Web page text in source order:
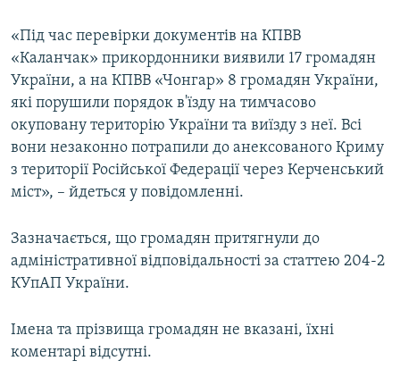
«Під час перевірки документів на КПВВ
«Каланчак» прикордонники виявили 17 громадян
України, а на КПВВ «Чонгар» 8 громадян України,
які порушили порядок в'їзду на тимчасово
окуповану територію України та виїзду з неї. Всі
вони незаконно потрапили до анексованого Криму
з території Російської Федерації через Керченський
міст», – йдеться у повідомленні.
Зазначається, що громадян притягнули до
адміністративної відповідальності за статтею 204-2
КУпАП України.
Імена та прізвища громадян не вказані, їхні
коментарі відсутні.